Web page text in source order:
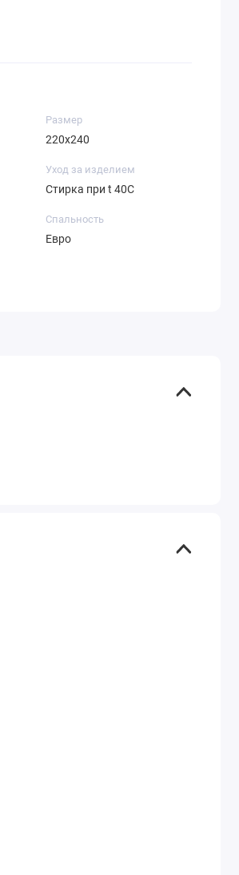
Размер
220х240
Уход за изделием
Стирка при t 40С
Спальность
Евро